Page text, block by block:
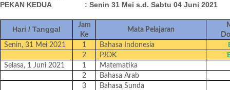
PEKAN KEDUA : Senin 31 Mei s.d. Sabtu 04 Juni 2021
Hari / Tanggal
Jam
Ke
Mata Pelajaran
Senin, 31 Mei 2021
1 Bahasa Indonesia
2 PJOK
Selasa, 1 Juni 2021 1
Matematika
2
Bahasa Arab
3
Bahasa Sunda